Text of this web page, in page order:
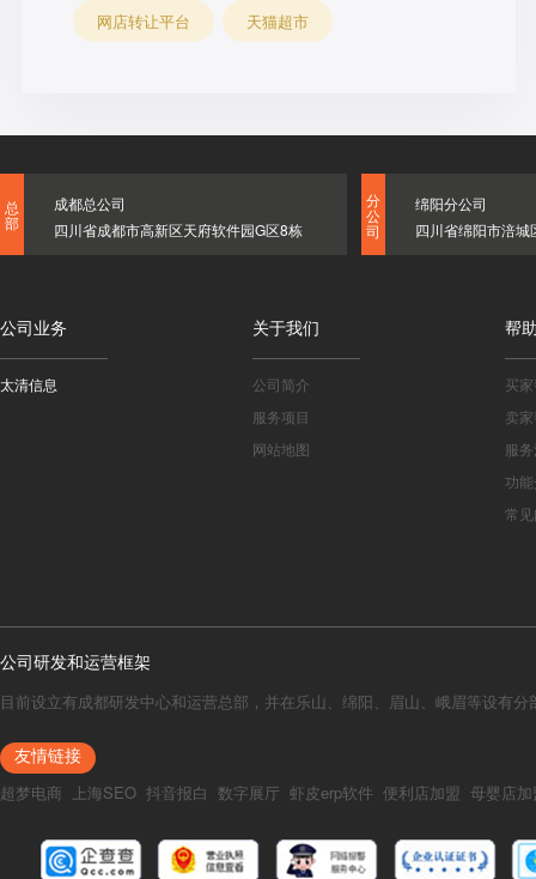
网店转让平台
天猫超市
总
部
成都总公司
四川省成都市高新区天府软件园G区8栋
分
公
司
绵阳分公司
四川省绵阳市涪
公司业务
太清信息
关于我们
公司简介
服务项目
网站地图
帮
买
卖
服
功
常
公司研发和运营框架
目前设立有成都研发中心和运营总部，并在乐山、绵阳、眉山、峨眉等设有
友情链接
超梦电商 上海SEO 抖音报白 数字展厅 虾皮erp软件 便利店加盟 母婴店